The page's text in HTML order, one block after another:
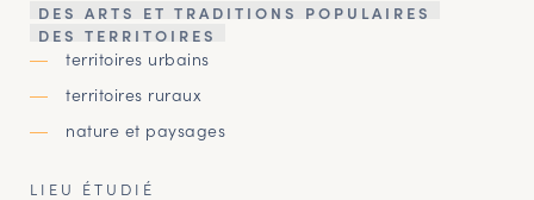
DES ARTS ET TRADITIONS POPULAIRES
DES TERRITOIRES
territoires urbains
territoires ruraux
nature et paysages
LIEU ÉTUDIÉ